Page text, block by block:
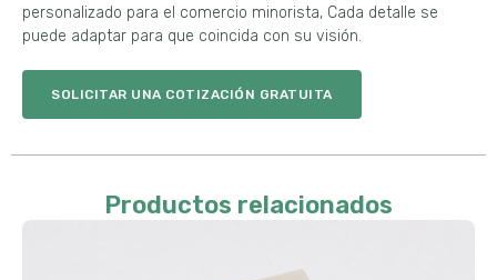
personalizado para el comercio minorista, Cada detalle se
puede adaptar para que coincida con su visión.
SOLICITAR UNA COTIZACIÓN GRATUITA
Productos relacionados